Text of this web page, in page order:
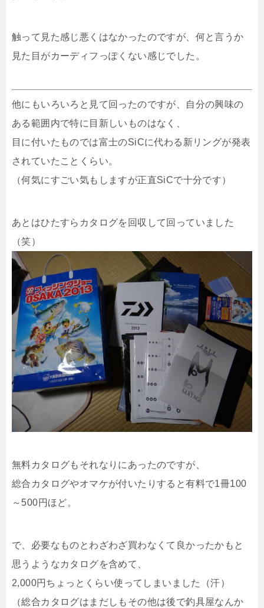
触って見た感じ悪くはなかったのですが、何と言うか
見た目がカーディフっぽくない感じでした。
他にもいろいろと見て回ったのですが、自分の興味の
ある範囲内で特に目新しいものはなく、
目に付いたものでは富士のSiCに代わる新リングが発表
されていたことくらい。
（何気にすごい気もしますが正直SiCで十分です）
あとはひたすらカタログを回収して回っていました
（笑）
無料カタログもそれなりにあったのですが、
総合カタログやオマケが付いたりすると有料で1冊100
～500円ほど。
で、必要なものとわざわざ買わなくて良かったかもと
思うようなカタログを含めて、
2,000円ちょっとくらい使ってしまいました（汗）
（総合カタログはまだしもその他は後で釣具屋なんか